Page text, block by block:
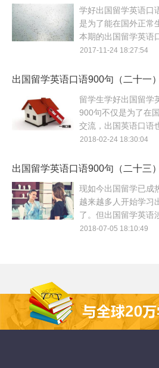
学好出国留学英语口
是为了能在国外正常
本期的出国留学英语
俚语学习。关于俚语
2017-11-24 18:27:54
出国留学英语口语900句（二十一
留学生学好出国留学
900句不仅是为了在
交流，出国英语口语
养留学生的语言运用
是租房。
2018-02-24 18:30:04
出国留学英语口语900句（二十三
货
现如今出国留学已成
越来越多人开始学习
了。但出国留学英语
方方面面，想学好也
2018-07-05 18:10:49